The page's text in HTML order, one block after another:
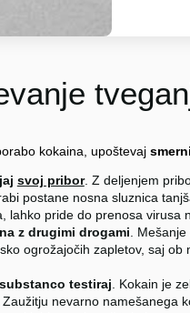
kokaina, upoštevaj
svoj pribor. Z deljenjem
postane nosna sluznica
lahko pride do prenosa virusa
z drugimi drogami.
ogrožajočih zapletov, saj
testiraj. Kokain je
nevarno namešanega